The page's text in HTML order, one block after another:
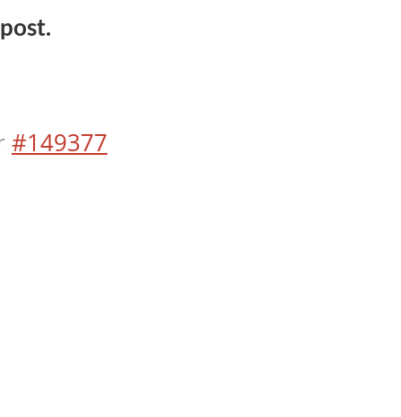
#149377